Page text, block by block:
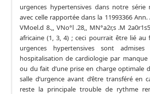
urgences hypertensives dans notre série
avec celle rapportée dans la 11993366 Ann.
VMoel.d 8.,, VNo°l .28,, MN°a2r,s .M
africaine (1, 3, 4) ; ceci pourrait être lié au
urgences hypertensives sont
hospitalisation de cardiologie par manque
ou du fait d’une prise en charge optimale
salle d’urgence avant d’être transféré en
reste la principale trouble de rythme